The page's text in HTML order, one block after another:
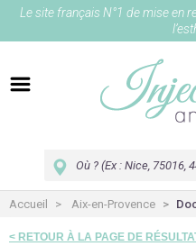
Le site français N°1 de mise en
Accueil Aix-en-Provence
< RETOUR À LA PAGE DE